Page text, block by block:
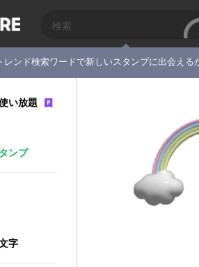
レンド検索ワードで新しいスタンプに出会える
い放題
ンプ
字